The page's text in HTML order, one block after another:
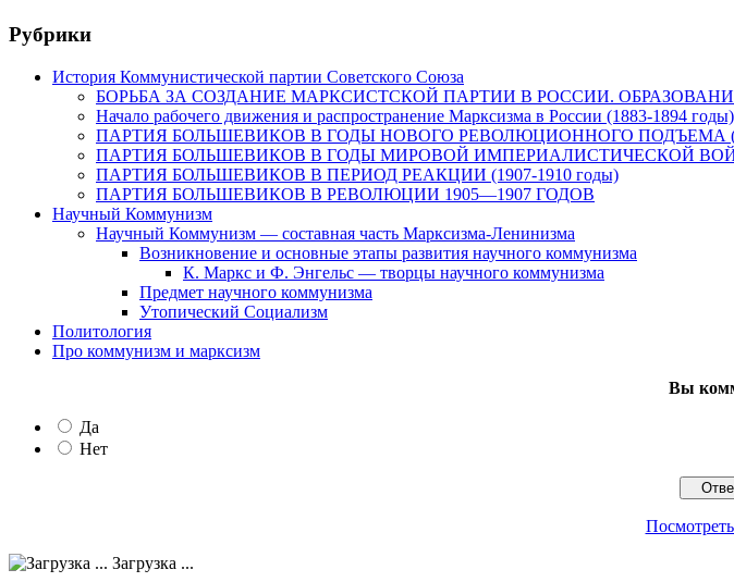
Рубрики
История Коммунистической партии Советского Союза
БОРЬБА ЗА СОЗДАНИЕ МАРКСИСТСКОЙ ПАРТИИ В РОССИИ.
Начало рабочего движения и распространение Марксизма в России (1883-1894
ПАРТИЯ БОЛЬШЕВИКОВ В ГОДЫ НОВОГО РЕВОЛЮЦИОННОГО ПОДЪЕМА
ПАРТИЯ БОЛЬШЕВИКОВ В ГОДЫ МИРОВОЙ ИМПЕРИАЛИСТИЧЕСКОЙ
ПАРТИЯ БОЛЬШЕВИКОВ В ПЕРИОД РЕАКЦИИ (1907-1910 годы)
ПАРТИЯ БОЛЬШЕВИКОВ В РЕВОЛЮЦИИ 1905—1907 ГОДОВ
Научный Коммунизм
Научный Коммунизм — составная часть Марксизма-Ленинизма
Возникновение и основные этапы развития научного коммунизма
К. Маркс и Ф. Энгельс — творцы научного коммунизма
Предмет научного коммунизма
Утопический Социализм
Политология
Про коммунизм и марксизм
Вы
Да
Нет
Загрузка ...